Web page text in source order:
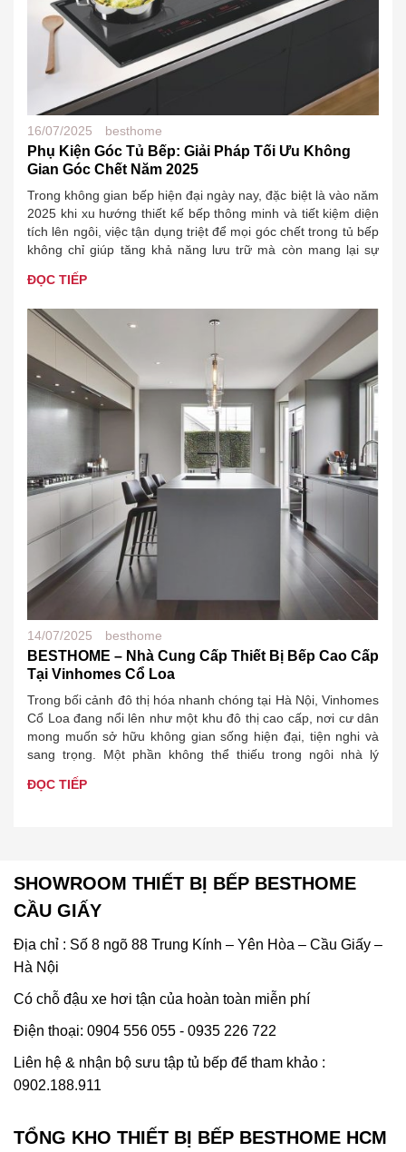
16/07/2025 besthome
Phụ Kiện Góc Tủ Bếp: Giải Pháp Tối Ưu Không
Gian Góc Chết Năm 2025
Trong không gian bếp hiện đại ngày nay, đặc biệt là vào năm
2025 khi xu hướng thiết kế bếp thông minh và tiết kiệm diện
tích lên ngôi, việc tận dụng triệt để mọi góc chết trong tủ bếp
không chỉ giúp tăng khả năng lưu trữ mà còn mang lại sự
ĐỌC TIẾP
14/07/2025 besthome
BESTHOME – Nhà Cung Cấp Thiết Bị Bếp Cao Cấp
Tại Vinhomes Cổ Loa
Trong bối cảnh đô thị hóa nhanh chóng tại Hà Nội, Vinhomes
Cổ Loa đang nổi lên như một khu đô thị cao cấp, nơi cư dân
mong muốn sở hữu không gian sống hiện đại, tiện nghi và
sang trọng. Một phần không thể thiếu trong ngôi nhà lý
ĐỌC TIẾP
SHOWROOM THIẾT BỊ BẾP BESTHOME
CẦU GIẤY
Địa chỉ : Số 8 ngõ 88 Trung Kính – Yên Hòa – Cầu Giấy –
Hà Nội
Có chỗ đậu xe hơi tận của hoàn toàn miễn phí
Điện thoại: 0904 556 055 - 0935 226 722
Liên hệ & nhận bộ sưu tập tủ bếp để tham khảo :
0902.188.911
TỔNG KHO THIẾT BỊ BẾP BESTHOME HCM